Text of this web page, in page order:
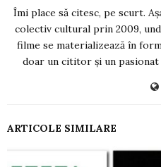
Îmi place să citesc, pe scurt.
colectiv cultural prin 2009,
filme se materializează în
doar un cititor și un
ARTICOLE SIMILARE